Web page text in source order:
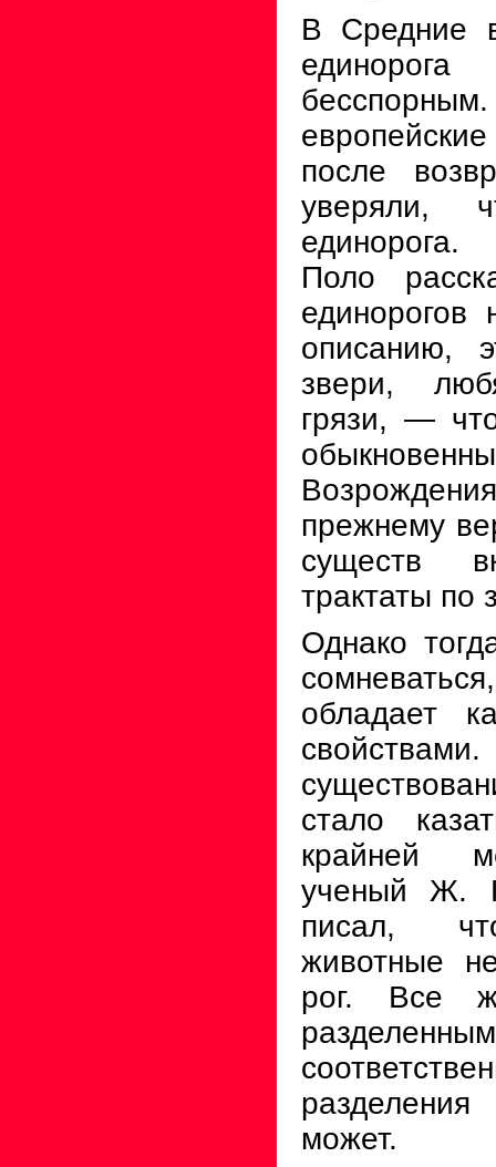
В Средние
после
уверяли,
Поло
описанию,
звери,
грязи, —
прежнему
существ
трактаты по
Однако
обладает
стало
крайней
ученый Ж.
писал,
животные
рог. Все
может.